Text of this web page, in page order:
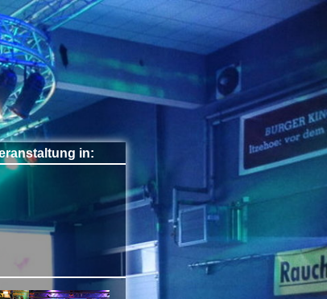
in: